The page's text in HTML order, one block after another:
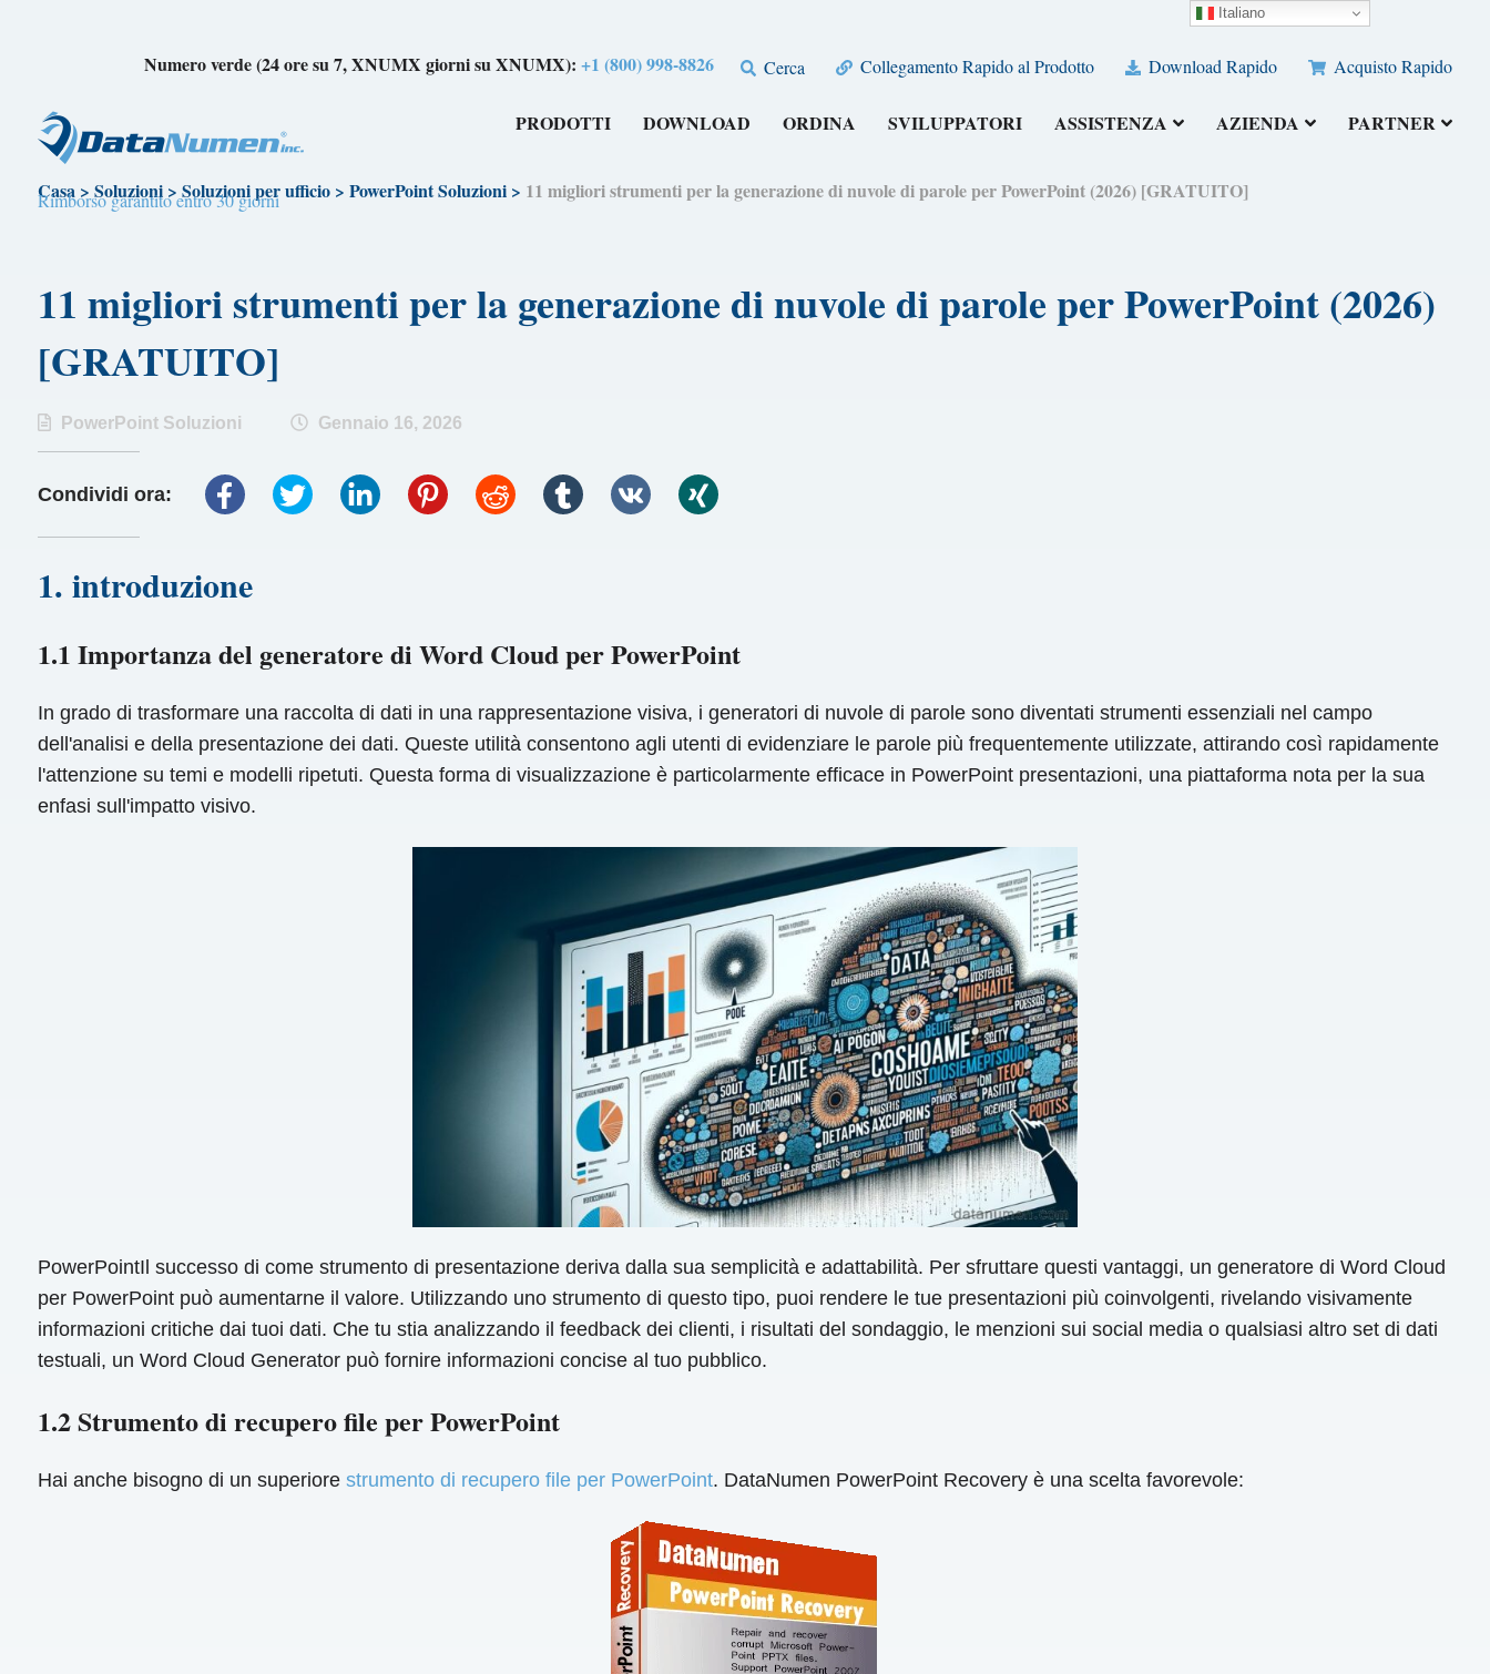
Numero verde (24 ore su 7, XNUMX giorni su XNUMX):+1 (800) 998-8826 Cerca Collegamento Rapido al Prodotto Download Rapido Acquisto Rapido
Rimborso garantito entro 30 giorni
PRODOTTI DOWNLOAD ORDINA SVILUPPATORI ASSISTENZA AZIENDA PARTNER
Casa> Soluzioni> Soluzioni per ufficio> PowerPoint Soluzioni> 11 migliori strumenti per la generazione di nuvole di parole per PowerPoint (2026) [GRATUITO]
11 migliori strumenti per la generazione di nuvole di parole per PowerPoint (2026)
[GRATUITO]
PowerPoint Soluzioni Gennaio 16, 2026
Condividi ora:
1. introduzione
1.1 Importanza del generatore di Word Cloud per PowerPoint
In grado di trasformare una raccolta di dati in una rappresentazione visiva, i generatori di nuvole di parole sono diventati strumenti essenziali nel campo
dell'analisi e della presentazione dei dati. Queste utilità consentono agli utenti di evidenziare le parole più frequentemente utilizzate, attirando così rapidamente
l'attenzione su temi e modelli ripetuti. Questa forma di visualizzazione è particolarmente efficace in PowerPoint presentazioni, una piattaforma nota per la sua
enfasi sull'impatto visivo.
PowerPointIl successo di come strumento di presentazione deriva dalla sua semplicità e adattabilità. Per sfruttare questi vantaggi, un generatore di Word Cloud
per PowerPoint può aumentarne il valore. Utilizzando uno strumento di questo tipo, puoi rendere le tue presentazioni più coinvolgenti, rivelando visivamente
informazioni critiche dai tuoi dati. Che tu stia analizzando il feedback dei clienti, i risultati del sondaggio, le menzioni sui social media o qualsiasi altro set di dati
testuali, un Word Cloud Generator può fornire informazioni concise al tuo pubblico.
1.2 Strumento di recupero file per PowerPoint
Hai anche bisogno di un superiore strumento di recupero file per PowerPoint. DataNumen PowerPoint Recovery è una scelta favorevole:
Italiano